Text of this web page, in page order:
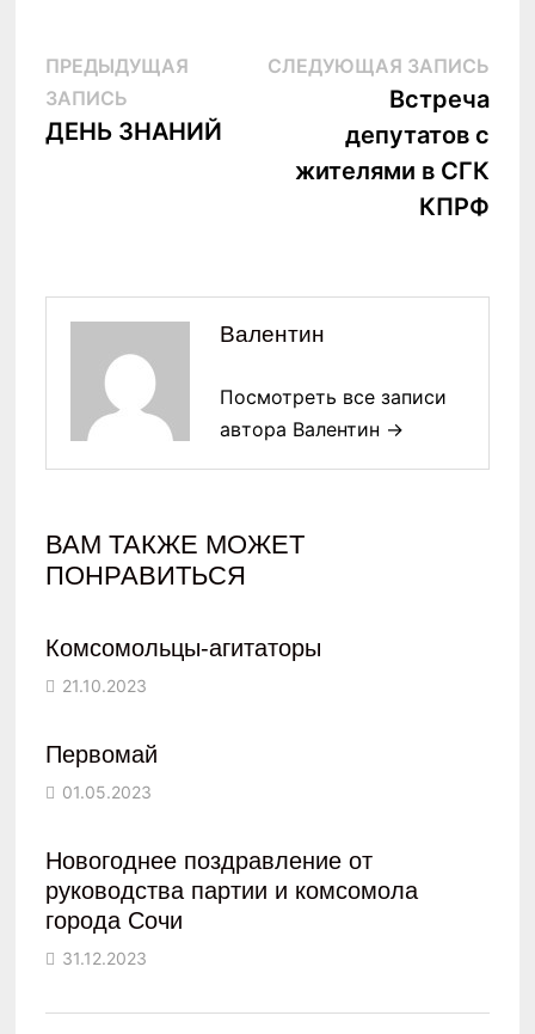
Навигация
по
ПРЕДЫДУЩАЯ
ЗАПИСЬПредыдущая
запись:
ДЕНЬ ЗНАНИЙ
СЛЕДУЮЩАЯ ЗАПИСЬ
Встреча
депутатов с
жителями в СГК
КПРФ
Валентин
Посмотреть все записи
автора Валентин →
ВАМ ТАКЖЕ МОЖЕТ
ПОНРАВИТЬСЯ
Комсомольцы-агитаторы
21.10.2023
Первомай
01.05.2023
Новогоднее поздравление от
руководства партии и комсомола
города Сочи
31.12.2023